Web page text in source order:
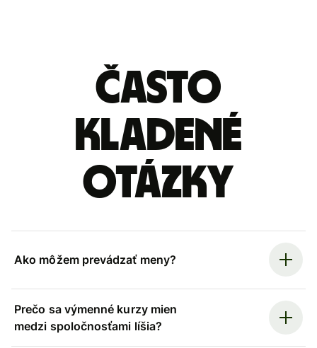
Často
kladené
otázky
Ako môžem prevádzať meny?
Prečo sa výmenné kurzy mien
medzi spoločnosťami líšia?